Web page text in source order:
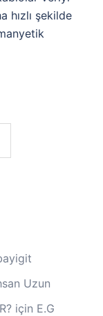
hızlı şekilde
Uzun
için E.G